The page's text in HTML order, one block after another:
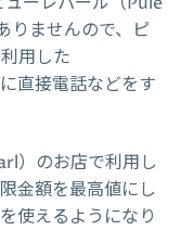
りませんので、ピ
用した
直接電話などをす
）のお店で利用し
金額を最高値にし
使えるようになり